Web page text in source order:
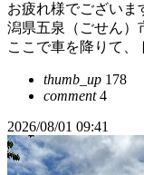
お疲れ様でございま
潟県五泉（ごせん）
ここで車を降りて、
thumb_up 178
comment4
2026/08/01 09:41